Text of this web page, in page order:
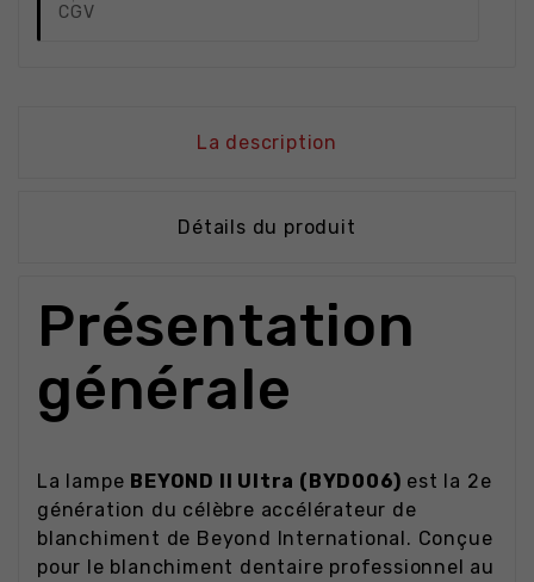
CGV
La description
Détails du produit
Présentation
générale
La lampe BEYOND II Ultra (BYD006) est la 2e
génération du célèbre accélérateur de
blanchiment de Beyond International. Conçue
pour le blanchiment dentaire professionnel au